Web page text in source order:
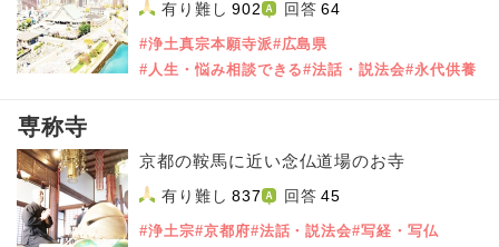
有り難し 902 回答 64
#浄土真宗本願寺派#広島県
#人生・悩み相談できる#法話・説法会#永代供養
専称寺
京都の鞍馬に近い念仏道場のお寺
有り難し 837 回答 45
#浄土宗#京都府#法話・説法会#写経・写仏